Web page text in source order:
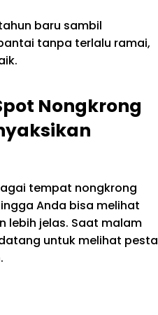
baru sambil
tanpa terlalu ramai,
Nongkrong
tempat nongkrong
Anda bisa melihat
lebih jelas. Saat malam
untuk melihat pesta